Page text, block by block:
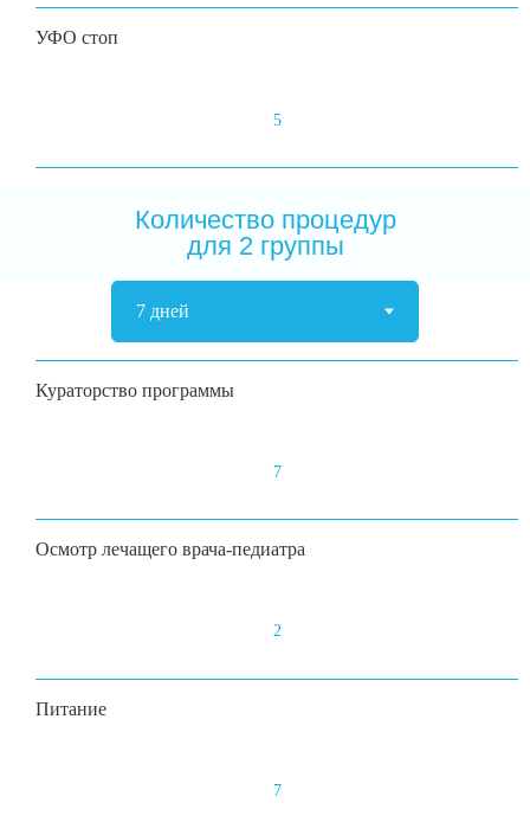
УФО стоп
5
Количество процедур
для 2 группы
Кураторство программы
7
Осмотр лечащего врача-педиатра
2
Питание
7